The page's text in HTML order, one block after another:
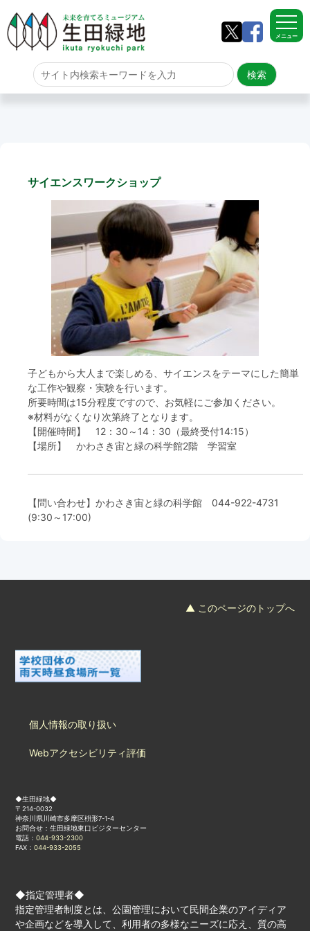
メニュー
ホーム
生田緑地について
園内のご案内
園内のご案内
生田緑地の樹木ごよみ
学校団体の雨天時の昼食場所
イベント情報
フード＆カフェ
マネジメント会議
自然環境保全管理会議
日本語 中国語 English 한글 Español Português
サイエンスワークショップ
子どもから大人まで楽しめる、サイエンスをテーマにした簡単
な工作や観察・実験を行います。
所要時間は15分程度ですので、お気軽にご参加ください。
※材料がなくなり次第終了となります。
【開催時間】 12：30～14：30（最終受付14:15）
【場所】 かわさき宙と緑の科学館2階 学習室
【問い合わせ】かわさき宙と緑の科学館 044-922-4731
(9:30～17:00)
▲ このページのトップへ
個人情報の取り扱い
Webアクセシビリティ評価
◆生田緑地◆
〒214-0032
神奈川県川崎市多摩区枡形7-1-4
お問合せ：生田緑地東口ビジターセンター
電話：044-933-2300
FAX：044-933-2055
◆指定管理者◆
指定管理者制度とは、公園管理において民間企業のアイディア
や企画などを導入して、利用者の多様なニーズに応え、質の高